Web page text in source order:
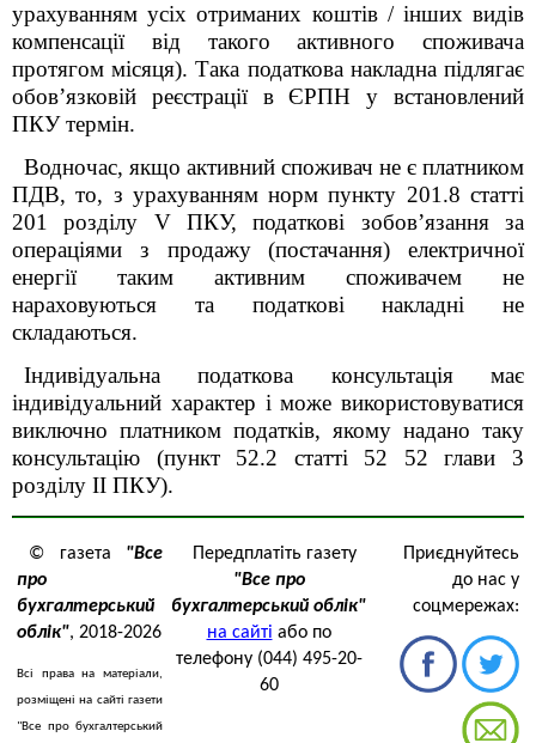
урахуванням усіх отриманих коштів / інших видів
компенсації від такого активного споживача
протягом місяця). Така податкова накладна підлягає
обов’язковій реєстрації в ЄРПН у встановлений
ПКУ термін.
Водночас, якщо активний споживач не є платником
ПДВ, то, з урахуванням норм пункту 201.8 статті
201 розділу V ПКУ, податкові зобов’язання за
операціями з продажу (постачання) електричної
енергії таким активним споживачем не
нараховуються та податкові накладні не
складаються.
Індивідуальна податкова консультація має
індивідуальний характер і може використовуватися
виключно платником податків, якому надано таку
консультацію (пункт 52.2 статті 52 52 глави 3
розділу ІІ ПКУ).
© газета "Все
про
бухгалтерський
облік", 2018-2026
Всі права на матеріали,
розміщені на сайті газети
"Все про бухгалтерський
Передплатіть газету
"Все про
бухгалтерський облік"
на сайті або по
телефону (044) 495-20-
60
Приєднуйтесь
до нас у
соцмережах: